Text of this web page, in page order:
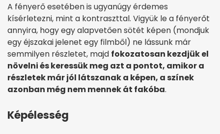
A fényerő esetében is ugyanúgy érdemes
kísérletezni, mint a kontraszttal. Vigyük le a fényerőt
annyira, hogy egy alapvetően sötét képen (mondjuk
egy éjszakai jelenet egy filmből) ne lássunk már
semmilyen részletet, majd fokozatosan kezdjük el
növelni és keressük meg azt a pontot, amikor a
részletek már jól látszanak a képen, a színek
azonban még nem mennek át fakóba.
Képélesség